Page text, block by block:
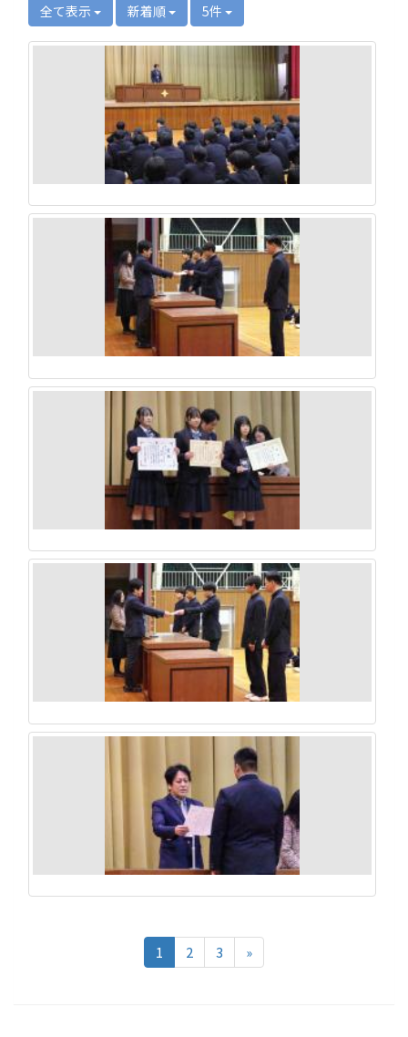
全て表示 新着順 5件
1 2 3 »